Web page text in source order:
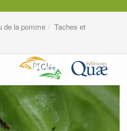
de la pomme
Taches et